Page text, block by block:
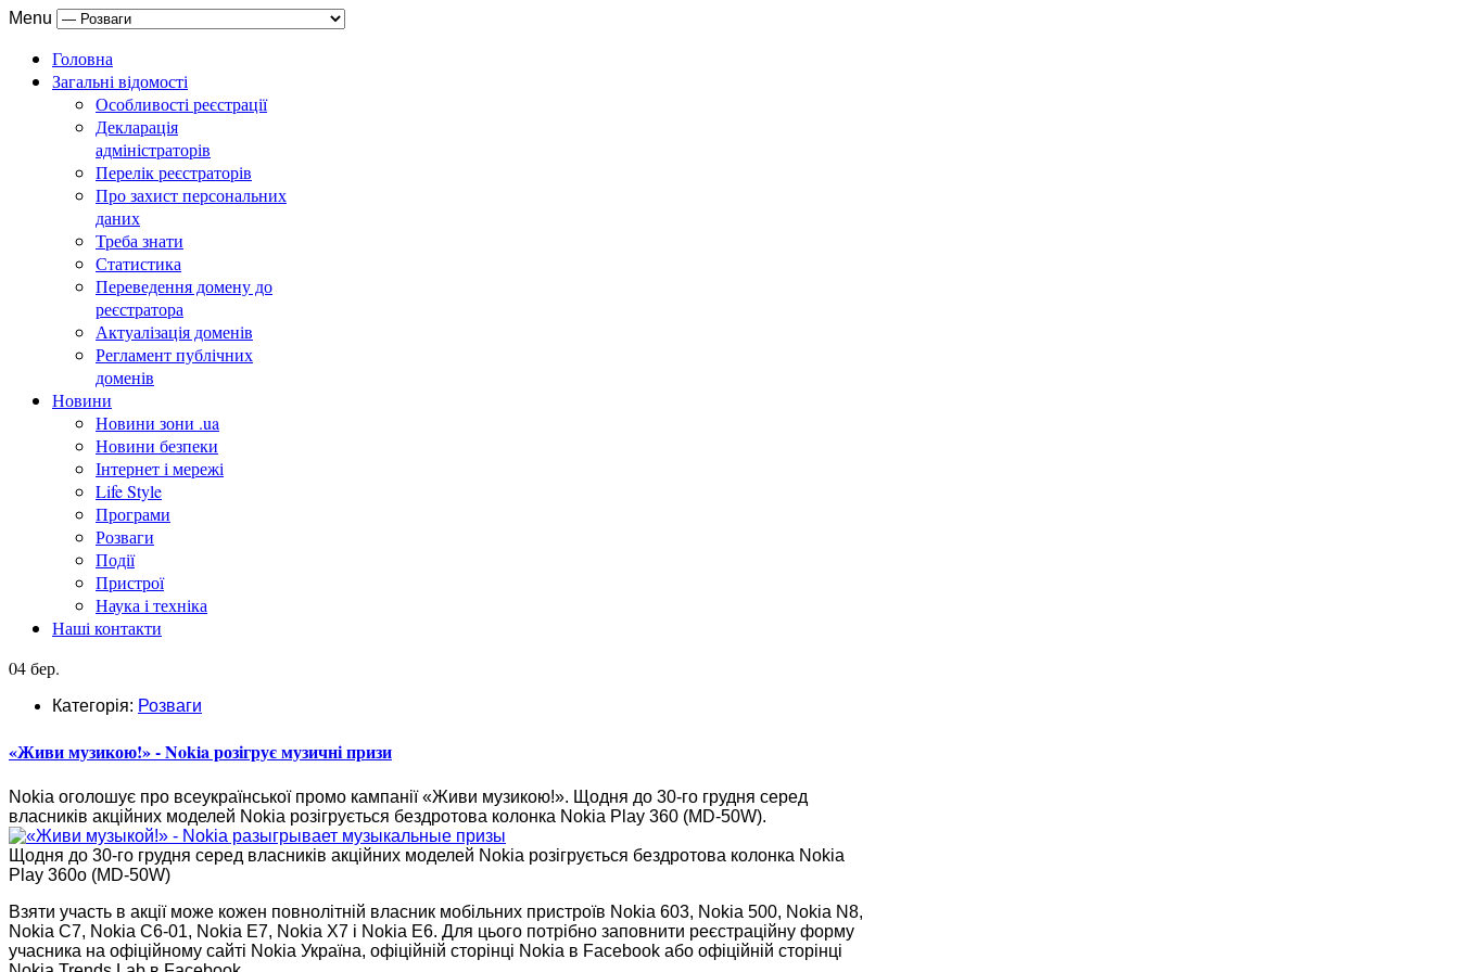
Menu
Головна
Загальні відомості
Особливості реєстрації
Декларація
адміністраторів
Перелік реєстраторів
Про захист персональних
даних
Треба знати
Статистика
Переведення домену до
реєстратора
Актуалізація доменів
Регламент публічних
доменів
Новини
Новини зони .ua
Новини безпеки
Інтернет і мережі
Life Style
Програми
Розваги
Події
Пристрої
Наука і техніка
Наші контакти
04 бер.
Категорія: Розваги
«Живи музикою!» - Nokia розігрує музичні призи
Nokia оголошує про всеукраїнської промо кампанії «Живи музикою!». Щодня до 30-го грудня серед
власників акційних моделей Nokia розігрується бездротова колонка Nokia Play 360 (MD-50W).
Щодня до 30-го грудня серед власників акційних моделей Nokia розігрується бездротова колонка Nokia
Play 360о (MD-50W)
Взяти участь в акції може кожен повнолітній власник мобільних пристроїв Nokia 603, Nokia 500, Nokia N8,
Nokia C7, Nokia C6-01, Nokia E7, Nokia X7 і Nokia E6. Для цього потрібно заповнити реєстраційну форму
учасника на офіційному сайті Nokia Україна, офіційній сторінці Nokia в Facebook або офіційній сторінці